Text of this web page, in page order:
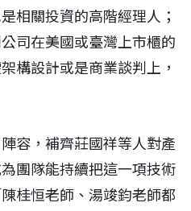
相關投資的高階經理人；
司在美國或臺灣上市櫃的
構設計或是商業談判上，
容，補齊莊國祥等人對產
團隊能持續把這一項技術
桂恒老師、湯竣鈞老師都